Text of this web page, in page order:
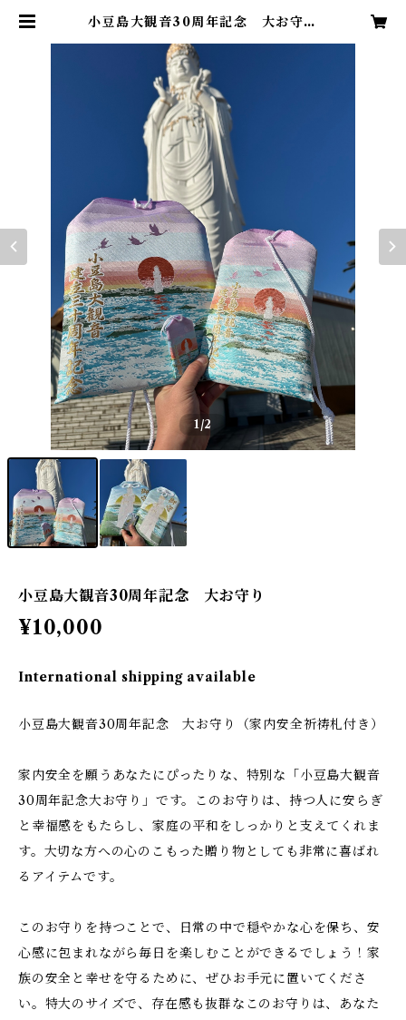
小豆島大観音30周年記念 大お守り
1/2
小豆島大観音30周年記念 大お守り
¥10,000
International shipping available
小豆島大観音30周年記念 大お守り（家内安全祈祷札付き）
家内安全を願うあなたにぴったりな、特別な「小豆島大観音
30周年記念大お守り」です。このお守りは、持つ人に安らぎ
と幸福感をもたらし、家庭の平和をしっかりと支えてくれま
す。大切な方への心のこもった贈り物としても非常に喜ばれ
るアイテムです。
このお守りを持つことで、日常の中で穏やかな心を保ち、安
心感に包まれながら毎日を楽しむことができるでしょう！家
族の安全と幸せを守るために、ぜひお手元に置いてくださ
い。特大のサイズで、存在感も抜群なこのお守りは、あなた